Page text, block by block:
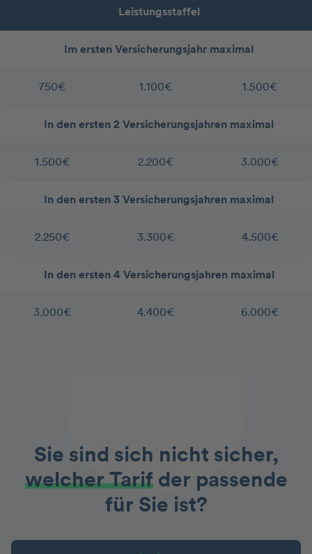
Leistungsstaffel
Im ersten Versicherungsjahr maximal
750€ 1.100€ 1.500€
In den ersten 2 Versicherungsjahren maximal
1.500€ 2.200€ 3.000€
In den ersten 3 Versicherungsjahren maximal
2.250€ 3.300€ 4.500€
In den ersten 4 Versicherungsjahren maximal
3.000€ 4.400€ 6.000€
Sie sind sich nicht sicher,
welcher Tarifder passende
für Sie ist?